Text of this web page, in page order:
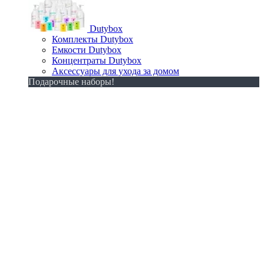
Dutybox
Комплекты Dutybox
Емкости Dutybox
Концентраты Dutybox
Аксессуары для ухода за домом
Подарочные наборы!